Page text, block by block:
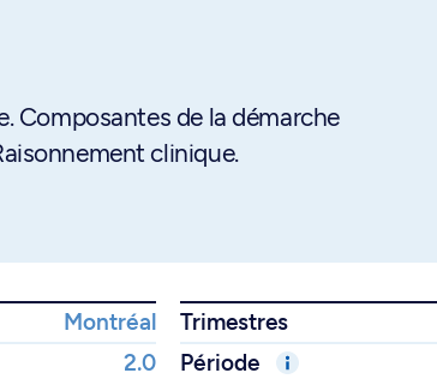
Composantes de la démarche
clinique.
Montréal
Trimestres
2.0 Période